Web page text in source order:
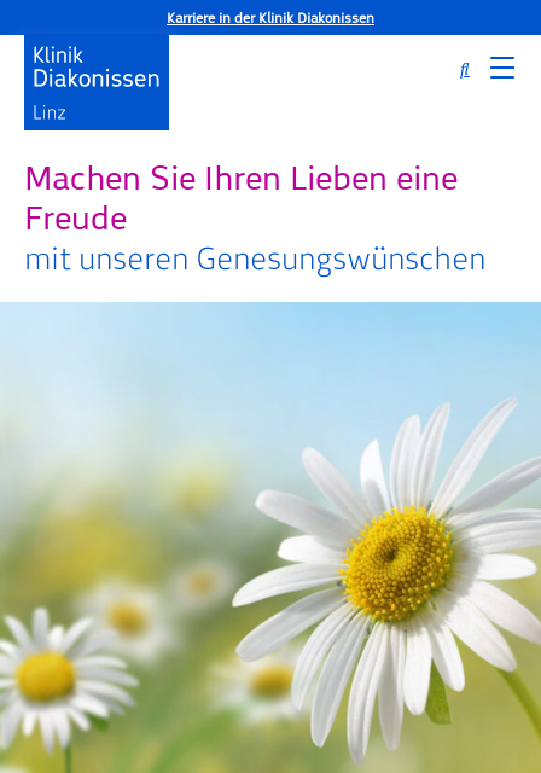
Karriere in der Klinik Diakonissen
Machen Sie Ihren Lieben eine
Freude
mit unseren Genesungswünschen